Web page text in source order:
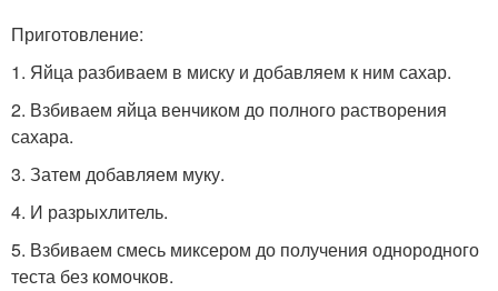
Приготовление:
1. Яйца разбиваем в миску и добавляем к ним сахар.
2. Взбиваем яйца венчиком до полного растворения
сахара.
3. Затем добавляем муку.
4. И разрыхлитель.
5. Взбиваем смесь миксером до получения однородного
теста без комочков.